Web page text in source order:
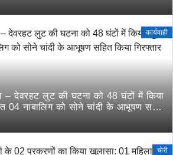
कार्यवाही
– देवरहट लुट की घटना को 48 घंटों में किया
04 नाबालिग को सोने चांदी के आभूषण सहित
चोरी